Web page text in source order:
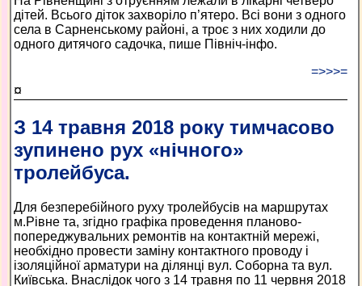
дітей. Всього діток захворіло п’ятеро. Всі вони з одного
села в Сарненському районі, а троє з них ходили до
одного дитячого садочка, пише Північ-інфо.
=>>>=
¤
З 14 травня 2018 року тимчасово
зупинено рух «нічного»
тролейбуса.
Для безперебійного руху тролейбусів на маршрутах
м.Рівне та, згідно графіка проведення планово-
попереджувальних ремонтів на контактній мережі,
необхідно провести заміну контактного проводу і
ізоляційної арматури на ділянці вул. Соборна та вул.
Київська. Внаслідок чого з 14 травня по 11 червня 2018